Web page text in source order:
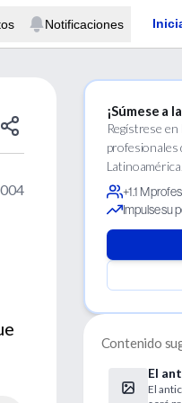
Notificaciones
¡Súmese a
Regístrese
profesionales
Latinoamérica.
+1.1 M
Impulse su
Contenido
El
El